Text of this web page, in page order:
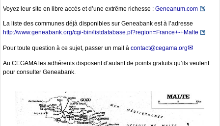
Voyez leur site en libre accès et d’une extrême richesse : Geneanum.com
La liste des communes déjà disponibles sur Geneabank est à l’adresse
http://www.geneabank.org/cgi-bin/listdatabase.pl?region=France+-+Malte
Pour toute question à ce sujet, passer un mail à contact@cegama.org
Au CEGAMA les adhérents disposent d’autant de points gratuits qu’ils veulent
pour consulter Geneabank.